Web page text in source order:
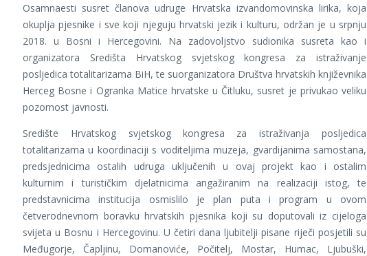
Osamnaesti susret članova udruge Hrvatska izvandomovinska lirika, koja
okuplja pjesnike i sve koji njeguju hrvatski jezik i kulturu, održan je u srpnju
2018. u Bosni i Hercegovini. Na zadovoljstvo sudionika susreta kao i
organizatora Središta Hrvatskog svjetskog kongresa za istraživanje
posljedica totalitarizama BiH, te suorganizatora Društva hrvatskih književnika
Herceg Bosne i Ogranka Matice hrvatske u Čitluku, susret je privukao veliku
pozornost javnosti.
Središte Hrvatskog svjetskog kongresa za istraživanja posljedica
totalitarizama u koordinaciji s voditeljima muzeja, gvardijanima samostana,
predsjednicima ostalih udruga uključenih u ovaj projekt kao i ostalim
kulturnim i turističkim djelatnicima angažiranim na realizaciji istog, te
predstavnicima institucija osmislilo je plan puta i program u ovom
četverodnevnom boravku hrvatskih pjesnika koji su doputovali iz cijeloga
svijeta u Bosnu i Hercegovinu. U četiri dana ljubitelji pisane riječi posjetili su
Međugorje, Čapljinu, Domanoviće, Počitelj, Mostar, Humac, Ljubuški,